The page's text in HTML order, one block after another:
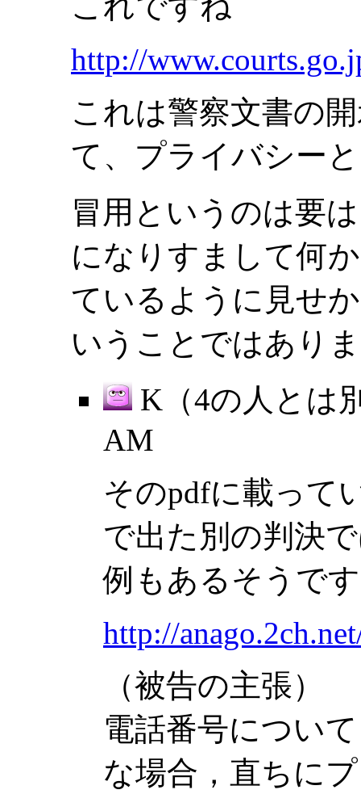
http://
これは警察文書の
て、プライバシー
冒用というのは要
になりすまして何
ているように見せ
いうことではあり
K（4の人とは
AM
そのpdfに載って
で出た別の判決
例もあるそうで
http://
（被告の主張）
電話番号につい
な場合，直ちに